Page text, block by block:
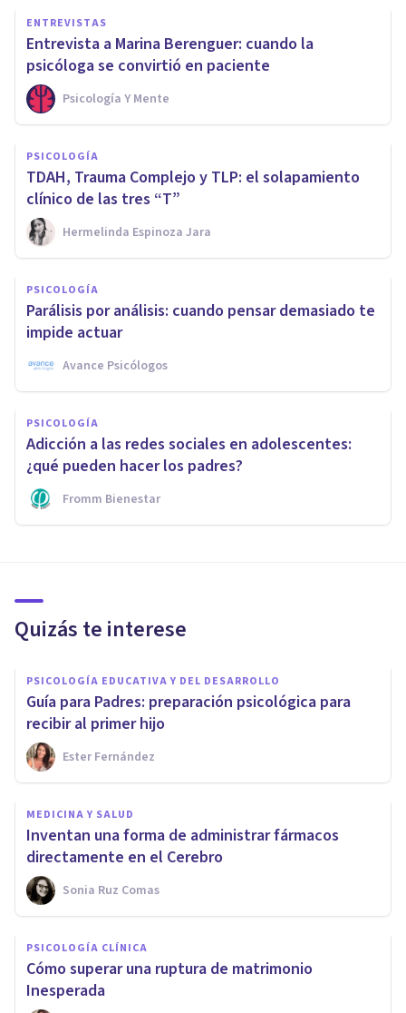
ENTREVISTAS
Entrevista a Marina Berenguer: cuando la
psicóloga se convirtió en paciente
Psicología Y Mente
PSICOLOGÍA
TDAH, Trauma Complejo y TLP: el solapamiento
clínico de las tres “T”
Hermelinda Espinoza Jara
PSICOLOGÍA
Parálisis por análisis: cuando pensar demasiado te
impide actuar
Avance Psicólogos
PSICOLOGÍA
Adicción a las redes sociales en adolescentes:
¿qué pueden hacer los padres?
Fromm Bienestar
Quizás te interese
PSICOLOGÍA EDUCATIVA Y DEL DESARROLLO
Guía para Padres: preparación psicológica para
recibir al primer hijo
Ester Fernández
MEDICINA Y SALUD
Inventan una forma de administrar fármacos
directamente en el Cerebro
Sonia Ruz Comas
PSICOLOGÍA CLÍNICA
Cómo superar una ruptura de matrimonio
Inesperada